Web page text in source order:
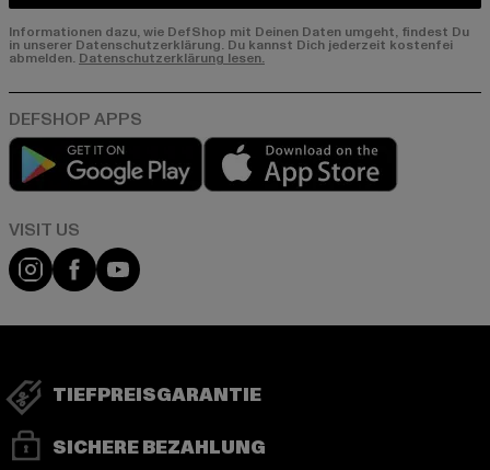
Informationen dazu, wie DefShop mit Deinen Daten umgeht, findest Du
in unserer Datenschutzerklärung. Du kannst Dich jederzeit kostenfei
abmelden. Datenschutzerklärung lesen.
Play market
Visit our Instagram page:
Visit our Facebook page:
Visit our YouTube channel:
TIEFPREISGARANTIE
SICHERE BEZAHLUNG